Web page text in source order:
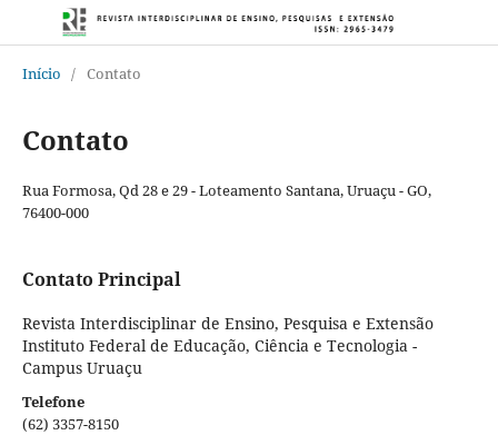
Início / Contato
Contato
Rua Formosa, Qd 28 e 29 - Loteamento Santana, Uruaçu - GO,
76400-000
Contato Principal
Revista Interdisciplinar de Ensino, Pesquisa e Extensão
Instituto Federal de Educação, Ciência e Tecnologia -
Campus Uruaçu
Telefone
(62) 3357-8150